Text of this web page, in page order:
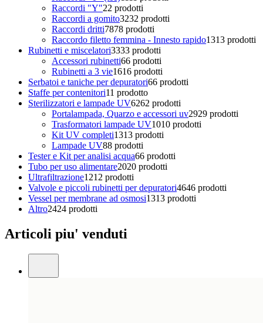
Raccordi "Y"22 prodotti
Raccordi a gomito3232 prodotti
Raccordi dritti7878 prodotti
Raccordo filetto femmina - Innesto rapido1313 prodotti
Rubinetti e miscelatori3333 prodotti
Accessori rubinetti66 prodotti
Rubinetti a 3 vie1616 prodotti
Serbatoi e taniche per depuratori66 prodotti
Staffe per contenitori11 prodotto
Sterilizzatori e lampade UV6262 prodotti
Portalampada, Quarzo e accessori uv2929 prodotti
Trasformatori lampade UV1010 prodotti
Kit UV completi1313 prodotti
Lampade UV88 prodotti
Tester e Kit per analisi acqua66 prodotti
Tubo per uso alimentare2020 prodotti
Ultrafiltrazione1212 prodotti
Valvole e piccoli rubinetti per depuratori4646 prodotti
Vessel per membrane ad osmosi1313 prodotti
Altro2424 prodotti
Articoli piu' venduti